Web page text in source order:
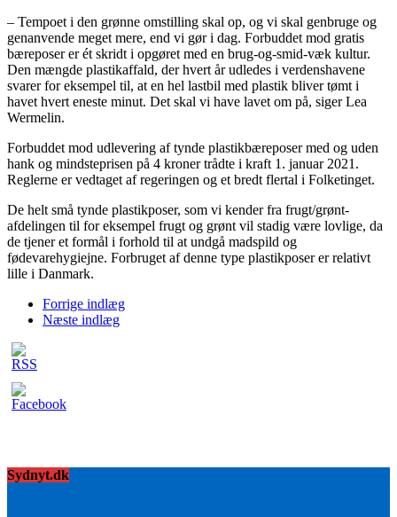
– Tempoet i den grønne omstilling skal op, og vi skal genbruge og
genanvende meget mere, end vi gør i dag. Forbuddet mod gratis
bæreposer er ét skridt i opgøret med en brug-og-smid-væk kultur.
Den mængde plastikaffald, der hvert år udledes i verdenshavene
svarer for eksempel til, at en hel lastbil med plastik bliver tømt i
havet hvert eneste minut. Det skal vi have lavet om på, siger Lea
Wermelin.
Forbuddet mod udlevering af tynde plastikbæreposer med og uden
hank og mindsteprisen på 4 kroner trådte i kraft 1. januar 2021.
Reglerne er vedtaget af regeringen og et bredt flertal i Folketinget.
De helt små tynde plastikposer, som vi kender fra frugt/grønt-
afdelingen til for eksempel frugt og grønt vil stadig være lovlige, da
de tjener et formål i forhold til at undgå madspild og
fødevarehygiejne. Forbruget af denne type plastikposer er relativt
lille i Danmark.
Forrige indlæg
Næste indlæg
Sydnyt.dk